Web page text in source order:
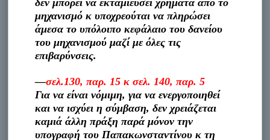
δεν μπορεί να εκταμιεύσει χρήματα από το
μηχανισμό κ υποχρεούται να πληρώσει
άμεσα το υπόλοιπο κεφάλαιο του δανείου
του μηχανισμού μαζί με όλες τις
επιβαρύνσεις.
—σελ.130, παρ. 15 κ σελ. 140, παρ. 5
Για να είναι νόμιμη, για να ενεργοποιηθεί
και να ισχύει η σύμβαση, δεν χρειάζεται
καμιά άλλη πράξη παρά μόνον την
υπογραφή του Παπακωνσταντίνου κ τη